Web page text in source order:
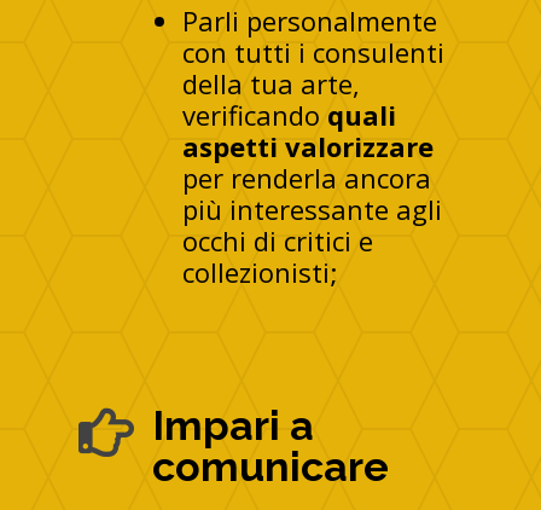
Parli personalmente
con tutti i consulenti
della tua arte,
verificando quali
aspetti valorizzare
per renderla ancora
più interessante agli
occhi di critici e
collezionisti;
 Impari a
comunicare